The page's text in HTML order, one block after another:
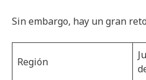
Sin embargo, hay un gran
Región